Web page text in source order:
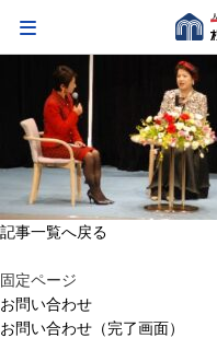
記事一覧へ戻る
索:
固定ページ
お問い合わせ
お問い合わせ（完了画面）